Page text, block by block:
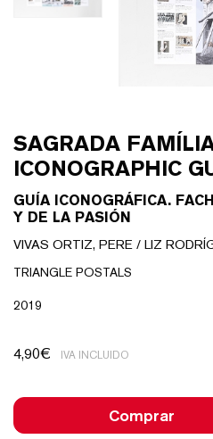
SAGRADA FAMÍLIA.
ICONOGRAPHIC
GUÍA ICONOGRÁFICA.
Y DE LA PASIÓN
VIVAS ORTIZ, PERE / LIZ
TRIANGLE POSTALS
2019
4,90€ IVA INCLUIDO
Comprar